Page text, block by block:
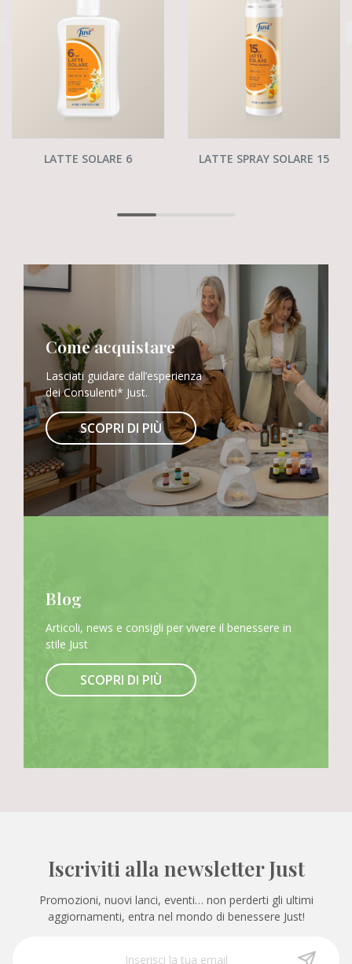
LATTE SOLARE 6 LATTE SPRAY SOLARE 15
Come acquistare
Lasciati guidare dall’esperienza
dei Consulenti* Just.
SCOPRI DI PIÙ
Blog
Articoli, news e consigli per vivere il benessere in
stile Just
SCOPRI DI PIÙ
Iscriviti alla newsletter Just
Promozioni, nuovi lanci, eventi… non perderti gli ultimi
aggiornamenti, entra nel mondo di benessere Just!